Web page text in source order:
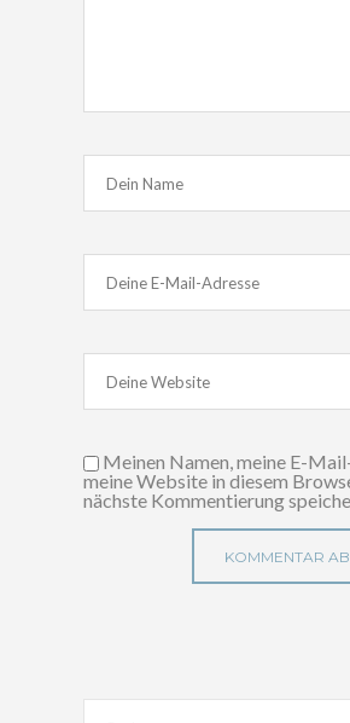
Meinen Namen, meine E-
meine Website in diesem
nächste Kommentierung